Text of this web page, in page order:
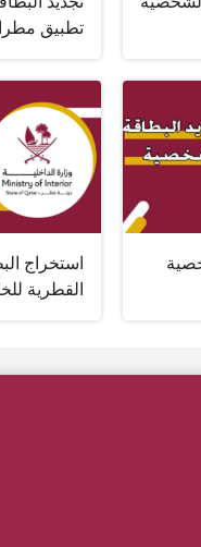
تطبيق
استخراج
القطرية